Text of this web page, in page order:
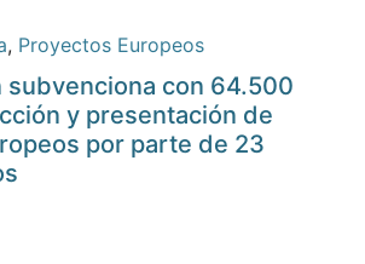
, Proyectos Europeos
subvenciona con 64.500
y presentación de
por parte de 23